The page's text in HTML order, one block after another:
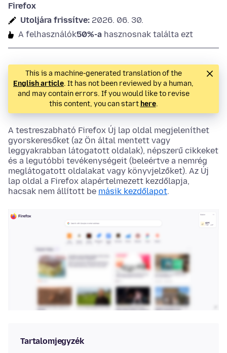
Firefox
Utoljára frissítve: 2026. 06. 30.
A felhasználók50%-a hasznosnak találta ezt
This is a machine-generated translation of the
English article. It has not been reviewed by a human,
and may contain errors. If you would like to revise
this content, you can start here.
A testreszabható Firefox Új lap oldal megjeleníthet
gyorskeresőket (az Ön által mentett vagy
leggyakrabban látogatott oldalak), népszerű cikkeket
és a legutóbbi tevékenységeit (beleértve a nemrég
meglátogatott oldalakat vagy könyvjelzőket). Az Új
lap oldal a Firefox alapértelmezett kezdőlapja,
hacsak nem állított be másik kezdőlapot.
Tartalomjegyzék